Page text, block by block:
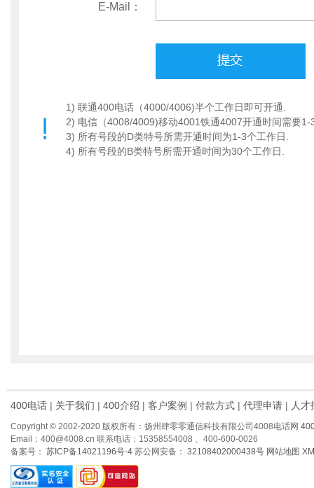
E-Mail：
1) 联通400电话（4000/4006)半个工作日即可开通.
2) 电信（4008/4009)移动4001铁通4007开通时间需要1-
3) 所有号段的D类特号所需开通时间为1-3个工作日.
4) 所有号段的B类特号所需开通时间为30个工作日.
400电话 | 关于我们 | 400介绍 | 客户案例 | 付款方式 | 代理申请 | 人才
Copyright © 2002-2020 版权所有：扬州肆零零通信科技有限公司4008电话网
Email：400@4008.cn 联系电话：15358554008 、400-600-0026
备案号： 苏ICP备14021196号-4 苏公网安备： 32108402000438号 网站地图